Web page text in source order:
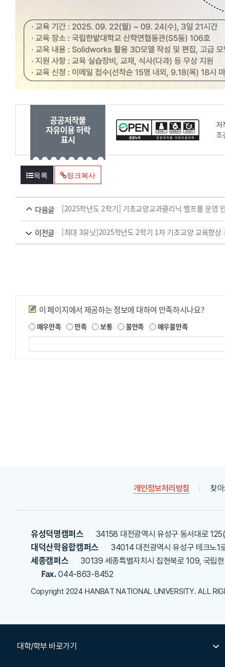
공공저작물
자유이용 허락
표시
저
조
목록 링크복사
다음글 [2025학년도 2학기] 기초교양교과클리닉 헬프룸 운영
이전글 [최대 3유닛]2025학년도 2학기 1차 기초교양 교육향
만족도조사
이 페이지에서 제공하는 정보에 대하여 만족하시나요?
매우만족 만족 보통 불만족 매우불만족
공
세
개인정보처리방침 찾
유성덕명캠퍼스 34158 대전광역시 유성구 동서대로
대덕산학융합캠퍼스 34014 대전광역시 유성구 테크노1
세종캠퍼스 30139 세종특별자치시 집현북로 109, 국립
Fax.044-863-8452
Copyright 2024 HANBAT NATIONAL UNIVERSITY. ALL
대학/학부 바로가기